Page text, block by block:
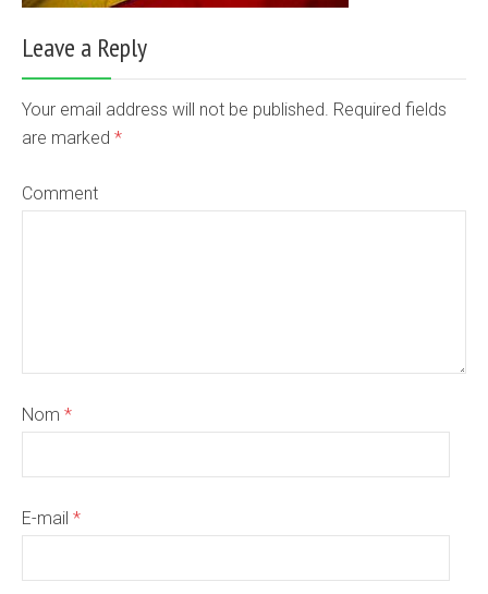
Leave a Reply
Your email address will not be published. Required fields
are marked *
Comment
Nom *
E-mail *